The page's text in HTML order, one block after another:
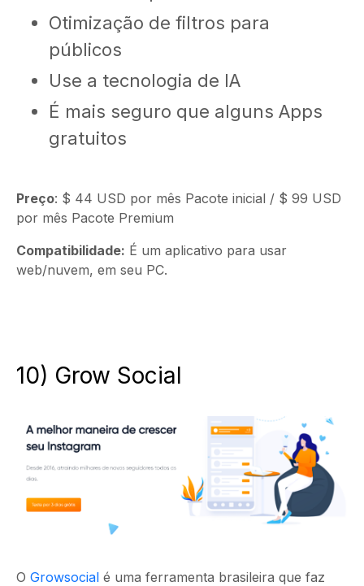
Otimização de filtros para
públicos
Use a tecnologia de IA
É mais seguro que alguns Apps
gratuitos
Preço: $ 44 USD por mês Pacote inicial / $ 99 USD
por mês Pacote Premium
Compatibilidade: É um aplicativo para usar
web/nuvem, em seu PC.
10) Grow Social
O Growsocial é uma ferramenta brasileira que faz